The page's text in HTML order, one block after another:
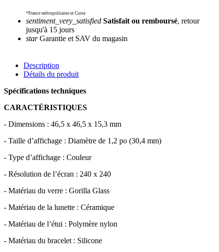
*France métropolitaine et Corse
sentiment_very_satisfied Satisfait ou remboursé, retour
jusqu'à 15 jours
starGarantie et SAV du magasin
Description
Détails du produit
Spécifications techniques
CARACTÉRISTIQUES
- Dimensions : 46,5 x 46,5 x 15,3 mm
- Taille d’affichage : Diamètre de 1,2 po (30,4 mm)
- Type d’affichage : Couleur
- Résolution de l’écran : 240 x 240
- Matériau du verre : Gorilla Glass
- Matériau de la lunette : Céramique
- Matériau de l’étui : Polymère nylon
- Matériau du bracelet : Silicone